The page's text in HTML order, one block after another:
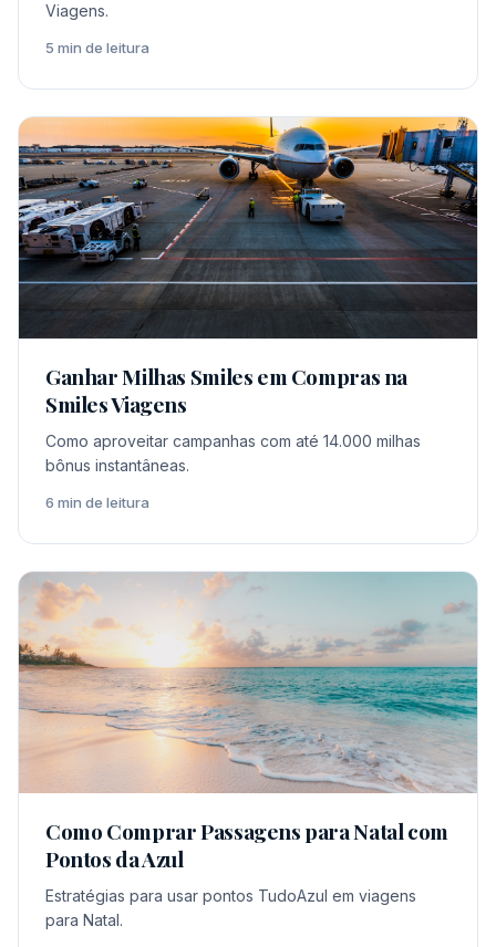
Viagens.
5 min de leitura
Ganhar Milhas Smiles em Compras na
Smiles Viagens
Como aproveitar campanhas com até 14.000 milhas
bônus instantâneas.
6 min de leitura
Como Comprar Passagens para Natal com
Pontos da Azul
Estratégias para usar pontos TudoAzul em viagens
para Natal.